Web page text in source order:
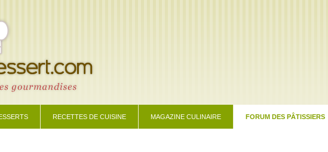
RECETTES DE CUISINE MAGAZINE CULINAIRE FORUM DES PÂTISSIERS